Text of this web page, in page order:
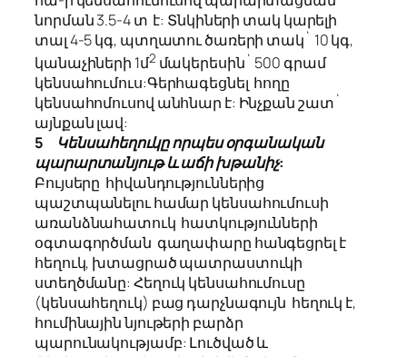
նորման 3.5-4 տ է: Տնկիների տակ կարելի
տալ 4-5 կգ, պտղատու ծառերի տակ` 10 կգ,
կանաչիների 1մ2 մակերեսին` 500 գրամ
կենսահումուս:Գերհագեցնել հողը
կենսահոմուսով անհնար է: Ինչքան շատ`
այնքան լավ:
5
Կենսահեղուկը որպես օրգանական
պարարտանյութ և աճի խթանիչ:
Բույսերը հիվանդություններից
պաշտպանելու համար կենսահումուսի
առանձնահատուկ հատկությունների
օգտագործման գաղափարը հանգեցրել է
հեղուկ, խտացրած պատրաստուկի
ստեղծմանը: Հեղուկ կենսահումուսը
(կենսահեղուկ) բաց դարչնագույն հեղուկ է,
հումինային նյութերի բարձր
պարունակությամբ: Լուծված և